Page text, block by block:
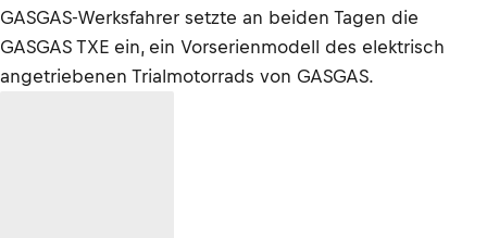
GASGAS-Werksfahrer setzte an beiden Tagen die
GASGAS TXE ein, ein Vorserienmodell des elektrisch
angetriebenen Trialmotorrads von GASGAS.